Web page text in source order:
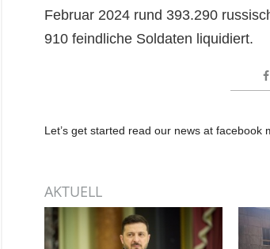
Februar 2024 rund 393.290
910 feindliche Soldaten liquidiert.
Let’s get started read our news at facebook
AKTUELL